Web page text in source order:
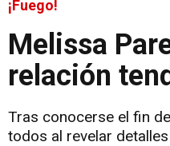
¡Fuego!
Melissa
relación
Tras conocerse el fin
todos al revelar